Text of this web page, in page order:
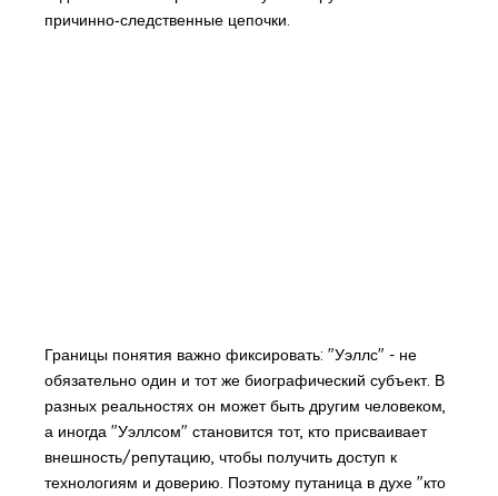
причинно‑следственные цепочки.
Границы понятия важно фиксировать: "Уэллс" - не
обязательно один и тот же биографический субъект. В
разных реальностях он может быть другим человеком,
а иногда "Уэллсом" становится тот, кто присваивает
внешность/репутацию, чтобы получить доступ к
технологиям и доверию. Поэтому путаница в духе "кто